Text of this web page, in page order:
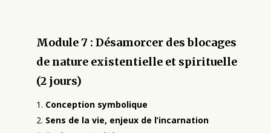
Module 7 : Désamorcer des blocages
de nature existentielle et spirituelle
(2 jours)
Conception symbolique
Sens de la vie, enjeux de l’incarnation